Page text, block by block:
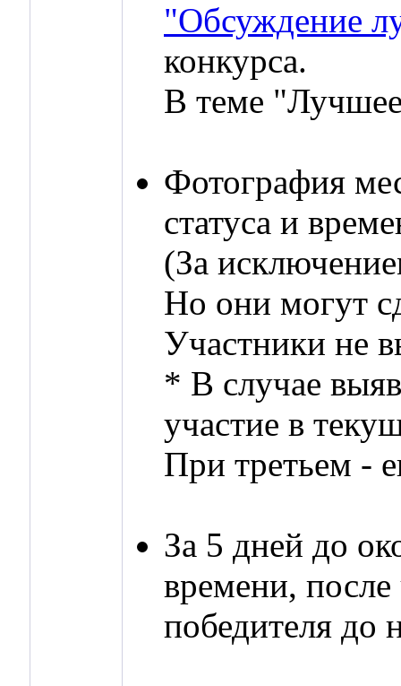
"Обсуждение
конкурса.
В теме "Лучшее
Фотография
статуса и
(За
Но они могут
Участники не
* В случае
участие в
При третьем -
За 5 дней до
времени, после
победителя до